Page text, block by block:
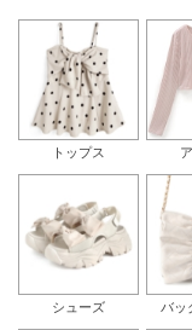
トップス
シューズ バッ